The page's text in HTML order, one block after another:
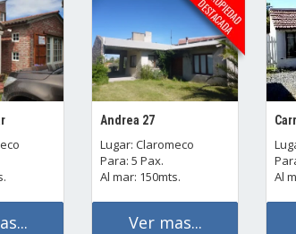
Andrea 27
Lugar: Claromeco
Para: 5 Pax.
Al mar: 150mts.
Ver mas...
Al